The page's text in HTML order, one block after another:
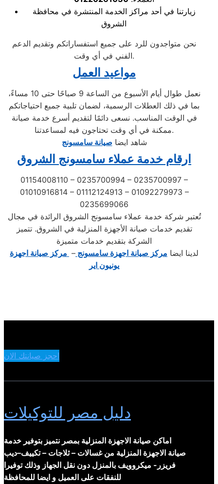
زيارتنا في أحد مراكز الخدمة المنتشرة في محافظة
الشروق
نحن متواجدون للرد على جميع استفساراتكم وتقديم الدعم
الفني في أي وقت.
مواعيد العمل
نعمل طوال أيام الأسبوع من الساعة 9 صباحًا حتى 10 مساءً،
بما في ذلك العطلات الرسمية، لضمان تلبية جميع احتياجاتكم
في الوقت المناسب. نسعى دائمًا لتقديم أسرع خدمة صيانة
ممكنة في أي وقت تحتاجون فيه لمساعدتنا.
شاهد ايضا صيانة سامسونج
ارقام خدمة عملاء سامسونج الشروق
01154008110 – 0235700994 – 0235700997 –
01010916814 – 01112124913 – 01092279973 –
0235699066
تُعتبر شركة خدمة عملاء سامسونج الشروق الرائدة في مجال
تقديم خدمات صيانة الأجهزة المنزلية في الشروق. تتميز
الشركة بتقديم خدمات متميزة
لدينا ايضا مركز صيانة اجهزة سامسونج – مركز صيانة اجهزة
يونيون اير
احجز صيانتك الان
دليل مصر للتوكيلات
اماكن صيانة الاجهزة المنزلية بمصر نتميز بتوفير خدمة
صيانة الاجهزة المنزلية من غسالات – ثلاجات – تكييف–ديب
فريزر- ميكروويف بالمنزل دون نقل الجهاز وذلك توفيرا
للنفقات على العميل و ايضا للمحافظة